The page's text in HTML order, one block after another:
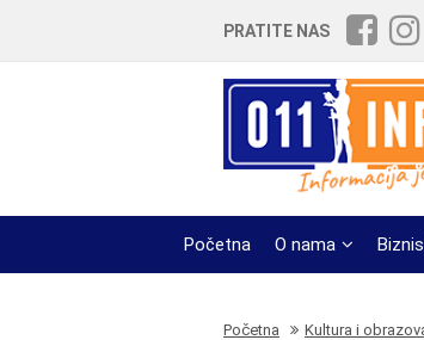
PRATITE NAS
Početna O nama
Početna Kultura i